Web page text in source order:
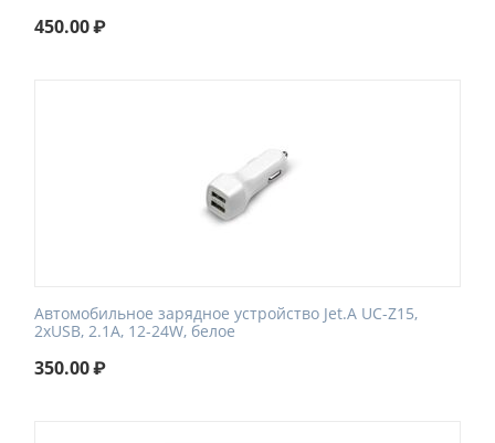
450.00₽
Автомобильное зарядное устройство Jet.A UC-Z15,
2xUSB, 2.1A, 12-24W, белое
350.00₽